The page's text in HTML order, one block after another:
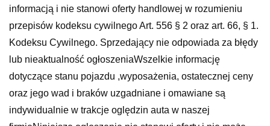
informacją i nie stanowi oferty handlowej w rozumieniu
przepisów kodeksu cywilnego Art. 556 § 2 oraz art. 66, § 1.
Kodeksu Cywilnego. Sprzedający nie odpowiada za błędy
lub nieaktualność ogłoszeniaWszelkie informację
dotyczące stanu pojazdu ,wyposażenia, ostatecznej ceny
oraz jego wad i braków uzgadniane i omawiane są
indywidualnie w trakcje oględzin auta w naszej